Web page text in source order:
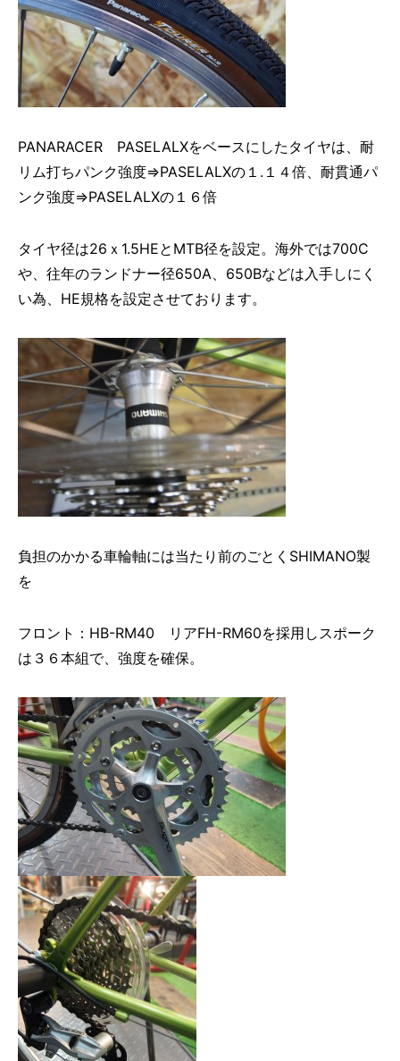
PANARACER PASELALXをベースにしたタイヤは、耐
リム打ちパンク強度⇒PASELALXの１.１４倍、耐貫通パ
ンク強度⇒PASELALXの１６倍
タイヤ径は26ｘ1.5HEとMTB径を設定。海外では700C
や、往年のランドナー径650A、650Bなどは入手しにく
い為、HE規格を設定させております。
負担のかかる車輪軸には当たり前のごとくSHIMANO製
を
フロント：HB-RM40 リアFH-RM60を採用しスポーク
は３６本組で、強度を確保。